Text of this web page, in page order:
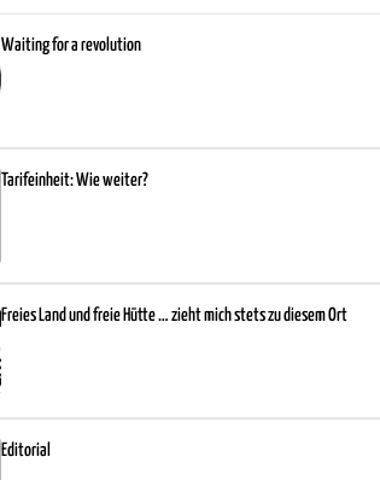
Waiting for a revolution
Tarifeinheit: Wie weiter?
Freies Land und freie Hütte … zieht mich stets zu diesem Ort
Editorial